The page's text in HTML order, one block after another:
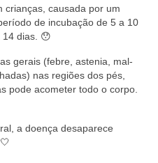
crianças, causada por um
de incubação de 5 a 10
dias. 😯
gerais (febre, astenia, mal-
nas regiões dos pés,
pode acometer todo o corpo.
a doença desaparece